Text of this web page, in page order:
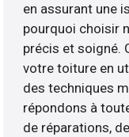
en assurant une
pourquoi choisir
précis et soigné.
votre toiture en
des techniques
répondons à
de réparations,